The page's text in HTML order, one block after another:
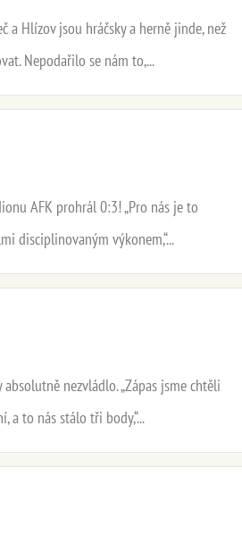
a Hlízov jsou hráčsky a herně jinde, než
Nepodařilo se nám to,...
AFK prohrál 0:3! „Pro nás je to
disciplinovaným výkonem,“...
nezvládlo. „Zápas jsme chtěli
a to nás stálo tři body,“...